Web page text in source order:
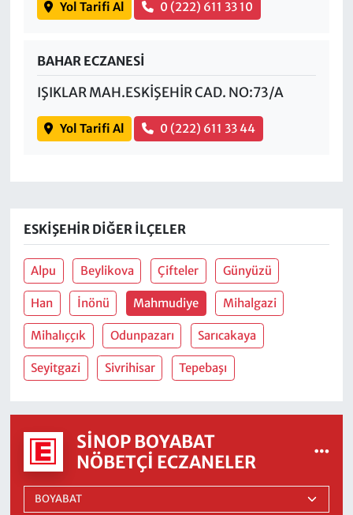
Yol Tarifi Al 0 (222) 611 33 10
BAHAR ECZANESİ
IŞIKLAR MAH.ESKİŞEHİR CAD. NO:73/A
Yol Tarifi Al 0 (222) 611 33 44
ESKIŞEHIR DIĞER İLÇELER
Alpu Beylikova Çifteler Günyüzü
Han İnönü Mahmudiye Mihalgazi
Mihalıççık Odunpazarı Sarıcakaya
Seyitgazi Sivrihisar Tepebaşı
SINOP BOYABAT
NÖBETÇI ECZANELER